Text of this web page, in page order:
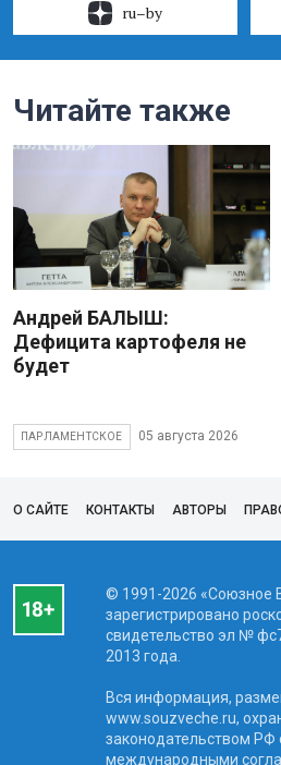
ru–by
Читайте также
Андрей БАЛЫШ:
Дефицита картофеля не
будет
ПАРЛАМЕНТСКОЕ 05 августа 2026
О САЙТЕ КОНТАКТЫ АВТОРЫ
© 1991-2026 «Союзное
зарегистрировано
свидетельство эл №
2013 года.
Вся информация,
www.souzveche.ru,
законодательством РФ
международными